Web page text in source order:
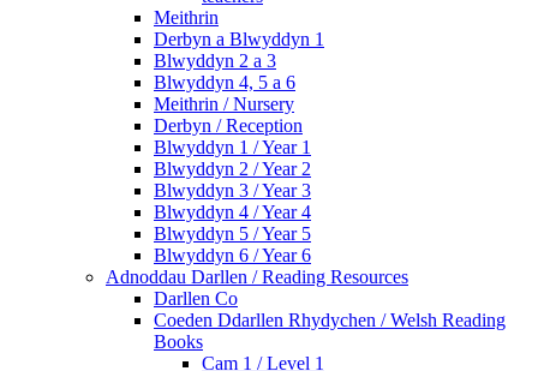
Meithrin
Derbyn a Blwyddyn 1
Blwyddyn 2 a 3
Blwyddyn 4, 5 a 6
Meithrin / Nursery
Derbyn / Reception
Blwyddyn 1 / Year 1
Blwyddyn 2 / Year 2
Blwyddyn 3 / Year 3
Blwyddyn 4 / Year 4
Blwyddyn 5 / Year 5
Blwyddyn 6 / Year 6
Adnoddau Darllen / Reading Resources
Darllen Co
Coeden Ddarllen Rhydychen / Welsh Reading
Books
Cam 1 / Level 1